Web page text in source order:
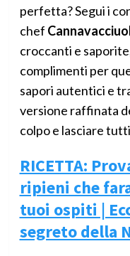
perfetta? Segui i
chef
croccanti e
complimenti per
sapori autentici e
versione raffinata
colpo e lasciare
RICETTA:
ripieni che
tuoi ospiti |
segreto della